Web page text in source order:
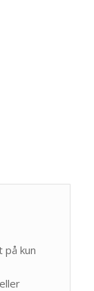
på kun